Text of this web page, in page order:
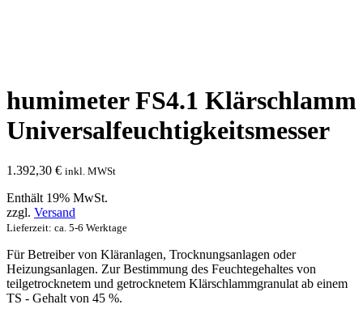
humimeter FS4.1 Klärschlamm
Universalfeuchtigkeitsmesser
1.392,30 € inkl. MWSt
Enthält 19% MwSt.
zzgl. Versand
Lieferzeit: ca. 5-6 Werktage
Für Betreiber von Kläranlagen, Trocknungsanlagen oder
Heizungsanlagen. Zur Bestimmung des Feuchtegehaltes von
teilgetrocknetem und getrocknetem Klärschlammgranulat ab einem
TS - Gehalt von 45 %.